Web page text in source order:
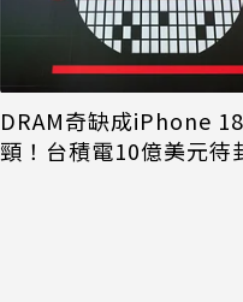
DRAM奇缺成iPhone
頸！台積電10億美元待